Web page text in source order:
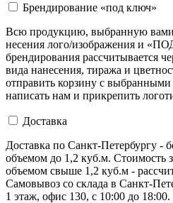
Брендирование «под ключ»
Всю продукцию, выбранную вами,
несения лого/изображения и
брендирования рассчитывается
вида нанесения, тиража и
отправить корзину с
написать нам и прикрепить
Доставка
Доставка по Санкт-Петербургу -
объемом до 1,2 куб.м. Стоимость
объемом свыше 1,2 куб.м -
Самовывоз со склада в Санкт-
1 этаж, офис 130, с 10:00 до